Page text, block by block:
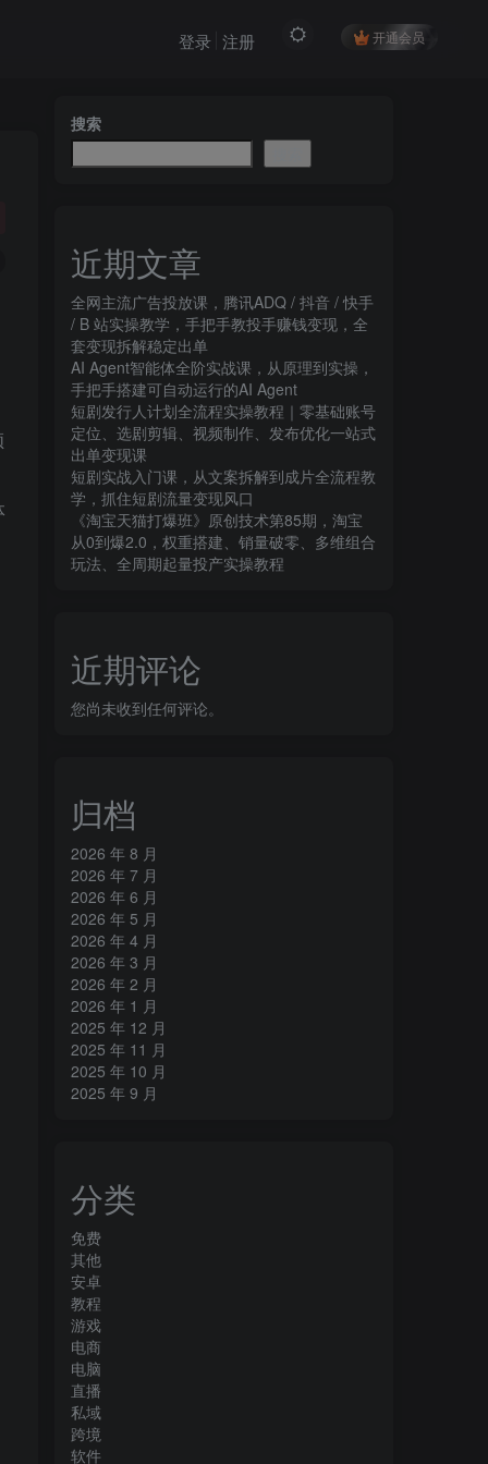
开通会员
登录 注册
搜索
近期文章
全网主流广告投放课，腾讯ADQ / 抖音 / 快手
/ B 站实操教学，手把手教投手赚钱变现，全
套变现拆解稳定出单
AI Agent智能体全阶实战课，从原理到实操，
手把手搭建可自动运行的AI Agent
短剧发行人计划全流程实操教程｜零基础账号
定位、选剧剪辑、视频制作、发布优化一站式
出单变现课​
短剧实战入门课，从文案拆解到成片全流程教
学，抓住短剧流量变现风口
《淘宝天猫打爆班》原创技术第85期，淘宝
从0到爆2.0，权重搭建、销量破零、多维组合
玩法、全周期起量投产实操教程
近期评论
您尚未收到任何评论。
归档
2026 年 8 月
2026 年 7 月
2026 年 6 月
2026 年 5 月
2026 年 4 月
2026 年 3 月
2026 年 2 月
2026 年 1 月
2025 年 12 月
2025 年 11 月
2025 年 10 月
2025 年 9 月
分类
免费
其他
安卓
教程
游戏
电商
电脑
直播
私域
跨境
软件